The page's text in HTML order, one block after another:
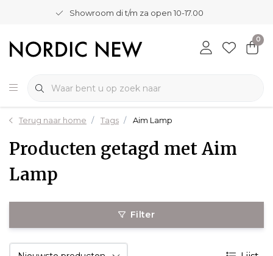
Showroom di t/m za open 10-17.00
0
Terug naar home Tags Aim Lamp
Producten getagd met Aim
Lamp
Filter